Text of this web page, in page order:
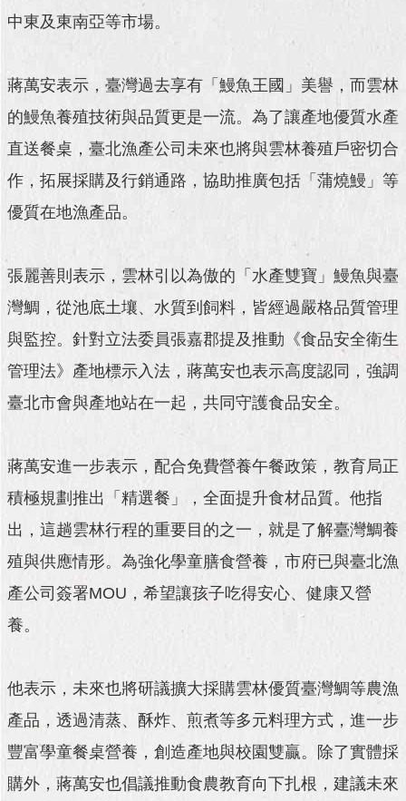
問
答
時
新
聞
澄
雙
語
台
通
陳
情
民
參
與
專
臺
北
網
府
網
站
中東及東南亞等市場。
蔣萬安表示，臺灣過去享有「鰻魚王國」美譽，而雲林
的鰻魚養殖技術與品質更是一流。為了讓產地優質水產
直送餐桌，臺北漁產公司未來也將與雲林養殖戶密切合
作，拓展採購及行銷通路，協助推廣包括「蒲燒鰻」等
優質在地漁產品。
張麗善則表示，雲林引以為傲的「水產雙寶」鰻魚與臺
灣鯛，從池底土壤、水質到飼料，皆經過嚴格品質管理
與監控。針對立法委員張嘉郡提及推動《食品安全衛生
管理法》產地標示入法，蔣萬安也表示高度認同，強調
臺北市會與產地站在一起，共同守護食品安全。
蔣萬安進一步表示，配合免費營養午餐政策，教育局正
積極規劃推出「精選餐」，全面提升食材品質。他指
出，這趟雲林行程的重要目的之一，就是了解臺灣鯛養
殖與供應情形。為強化學童膳食營養，市府已與臺北漁
產公司簽署MOU，希望讓孩子吃得安心、健康又營
養。
他表示，未來也將研議擴大採購雲林優質臺灣鯛等農漁
產品，透過清蒸、酥炸、煎煮等多元料理方式，進一步
豐富學童餐桌營養，創造產地與校園雙贏。除了實體採
購外，蔣萬安也倡議推動食農教育向下扎根，建議未來